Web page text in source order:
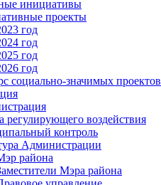
инициативы
проекты
год
год
год
год
социально-значимых
регулирующего воздействия
контроль
Администрации
района
Мэра района